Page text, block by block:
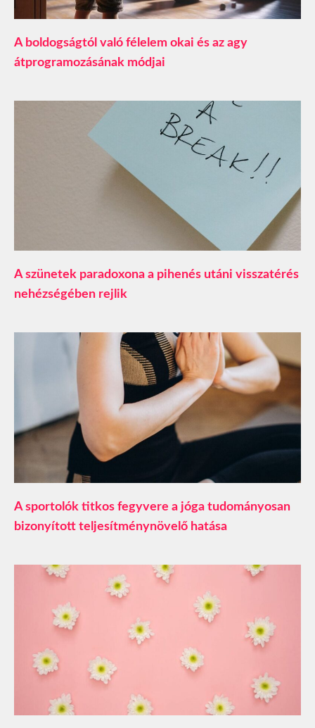
A boldogságtól való félelem okai és az agy
átprogramozásának módjai
A szünetek paradoxona a pihenés utáni visszatérés
nehézségében rejlik
A sportolók titkos fegyvere a jóga tudományosan
bizonyított teljesítménynövelő hatása